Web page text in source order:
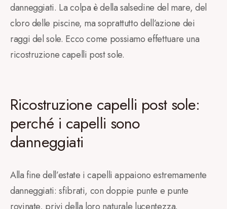
danneggiati. La colpa è della salsedine del mare, del
cloro delle piscine, ma soprattutto dell’azione dei
raggi del sole. Ecco come possiamo effettuare una
ricostruzione capelli post sole.
Ricostruzione capelli post sole:
perché i capelli sono
danneggiati
Alla fine dell’estate i capelli appaiono estremamente
danneggiati: sfibrati, con doppie punte e punte
rovinate, privi della loro naturale lucentezza.